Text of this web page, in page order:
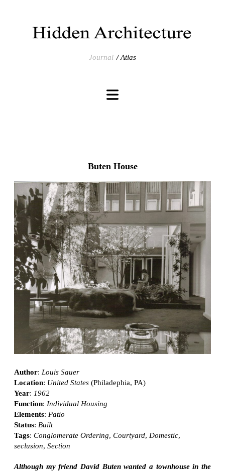
Journal Atlas
Buten House
Author: Louis Sauer
Location: United States (Philadephia, PA)
Year: 1962
Function: Individual Housing
Elements: Patio
Status: Built
Tags: Conglomerate Ordering, Courtyard, Domestic,
seclusion, Section
Although my friend David Buten wanted a townhouse in the